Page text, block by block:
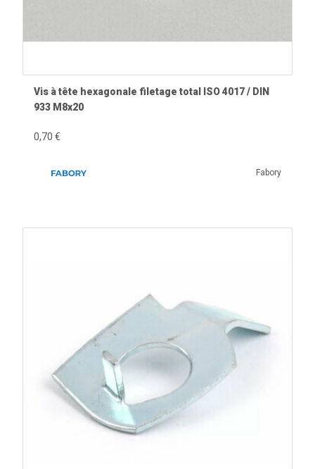
Vis à tête hexagonale filetage total ISO 4017 / DIN
933 M8x20
0,70 €
Fabory